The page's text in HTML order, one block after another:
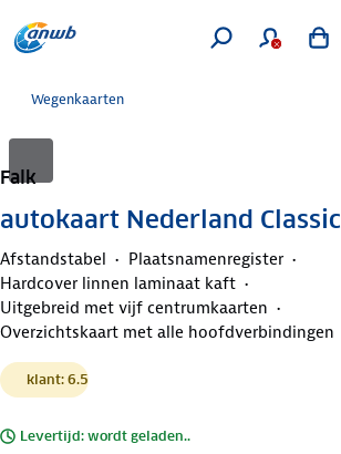
Wegenkaarten
Falk
autokaart Nederland Classic
Afstandstabel
Plaatsnamenregister
Hardcover linnen laminaat kaft
Uitgebreid met vijf centrumkaarten
Overzichtskaart met alle hoofdverbindingen
klant: 6.5
Levertijd: wordt geladen..